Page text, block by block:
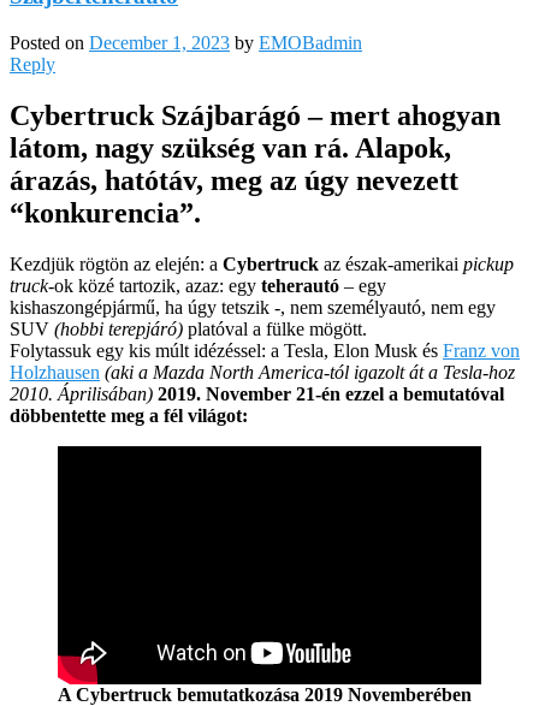
Posted on December 1, 2023 by EMOBadmin
Reply
Cybertruck Szájbarágó – mert ahogyan
látom, nagy szükség van rá. Alapok,
árazás, hatótáv, meg az úgy nevezett
“konkurencia”.
Kezdjük rögtön az elején: a Cybertruck az észak-amerikai pickup
truck-ok közé tartozik, azaz: egy teherautó – egy
kishaszongépjármű, ha úgy tetszik -, nem személyautó, nem egy
SUV (hobbi terepjáró) platóval a fülke mögött.
Folytassuk egy kis múlt idézéssel: a Tesla, Elon Musk és Franz von
Holzhausen (aki a Mazda North America-tól igazolt át a Tesla-hoz
2010. Áprilisában) 2019. November 21-én ezzel a bemutatóval
döbbentette meg a fél világot:
A Cybertruck bemutatkozása 2019 Novemberében